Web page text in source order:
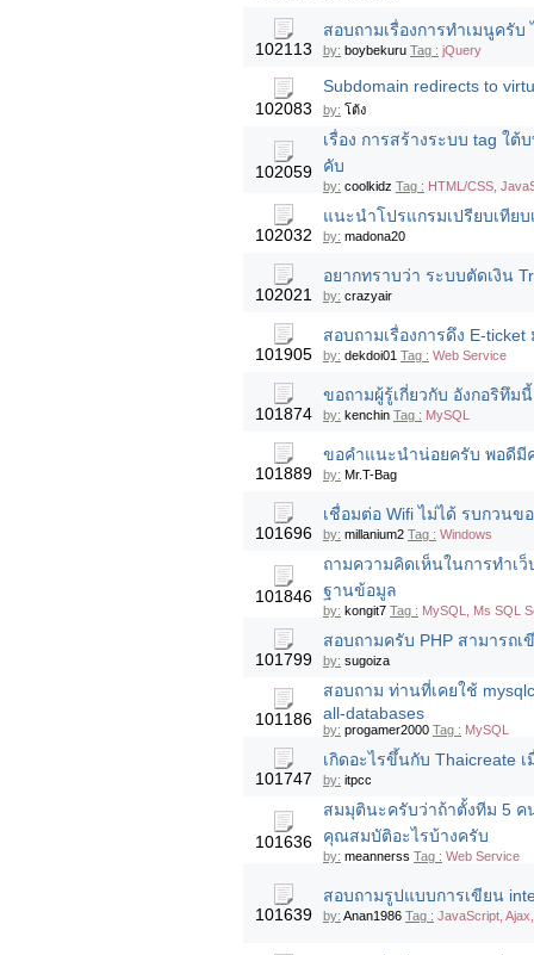
102113
สอบถามเรื่องการทำเมนูครั
by: boybekuru Tag : jQuery
102083
Subdomain redirects to
by: โต้ง
102059
เรื่อง การสร้างระบบ tag ใ
คับ
by: coolkidz Tag : HTML/CSS,
102032
แนะนำโปรแกรมเปรียบเทีย
by: madona20
102021
อยากทราบว่า ระบบตัดเงิน
by: crazyair
101905
สอบถามเรื่องการดึง E-
by: dekdoi01 Tag : Web Service
101874
ขอถามผู้รู้เกี่ยวกับ อังกอริทึ
by: kenchin Tag : MySQL
101889
ขอคำแนะนำน่อยครับ พอดีมี
by: Mr.T-Bag
101696
เชื่อมต่อ Wifi ไม่ได้ รบกวนข
by: millanium2 Tag : Windows
101846
ถามความคิดเห็นในการทำเว็
ฐานข้อมูล
by: kongit7 Tag : MySQL, Ms SQL
101799
สอบถามครับ PHP สามารถ
by: sugoiza
101186
สอบถาม ท่านที่เคยใช้
all-databases
by: progamer2000 Tag : MySQL
101747
เกิดอะไรขึ้นกับ Thaicreate
by: itpcc
101636
สมมุตินะครับว่าถ้าตั้งทีม 5
คุณสมบัติอะไรบ้างครับ
by: meannerss Tag : Web Service
101639
สอบถามรูปแบบการเขียน
by: Anan1986 Tag : JavaScript,